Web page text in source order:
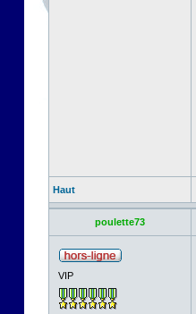
Haut
poulette73
VIP